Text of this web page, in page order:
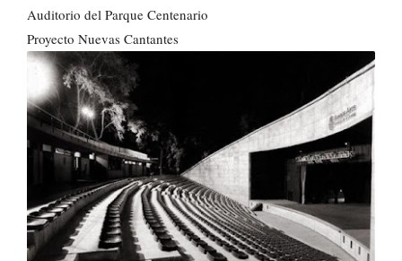
Auditorio del Parque Centenario
Proyecto Nuevas Cantantes